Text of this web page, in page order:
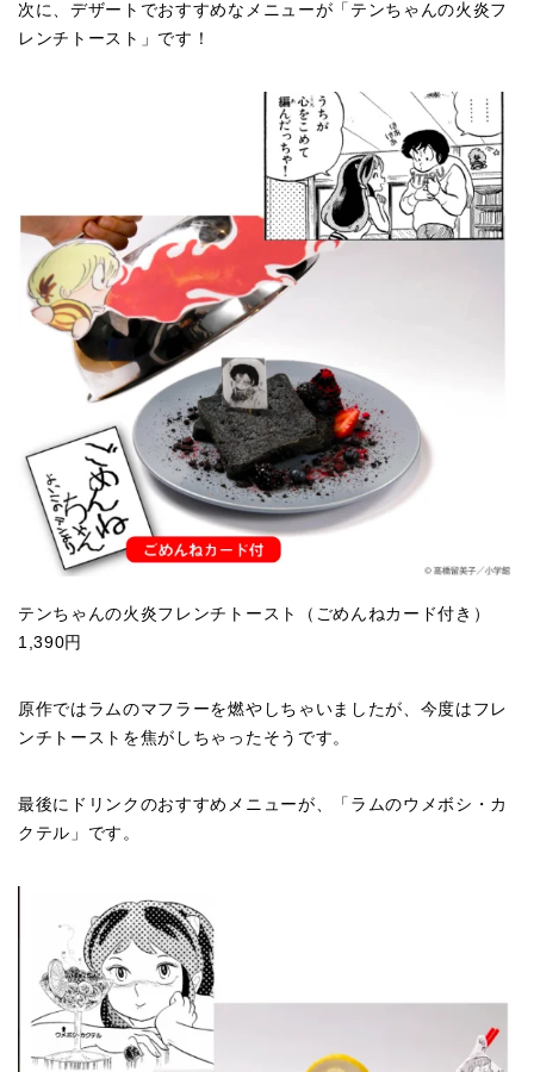
次に、デザートでおすすめなメニューが「テンちゃんの火炎フ
レンチトースト」です！
テンちゃんの火炎フレンチトースト（ごめんねカード付き）
1,390円
原作ではラムのマフラーを燃やしちゃいましたが、今度はフレ
ンチトーストを焦がしちゃったそうです。
最後にドリンクのおすすめメニューが、「ラムのウメボシ・カ
クテル」です。